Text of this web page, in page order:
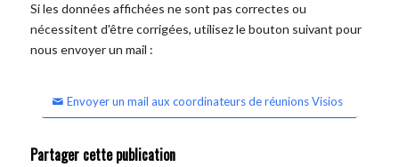
Si les données affichées ne sont pas correctes ou
nécessitent d'être corrigées, utilisez le bouton suivant pour
nous envoyer un mail :
Envoyer un mail aux coordinateurs de réunions Visios
Partager cette publication